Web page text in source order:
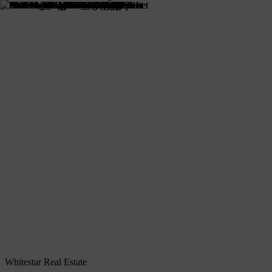
Whitestar Real Estate